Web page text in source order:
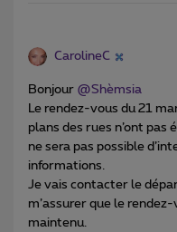
CarolineC
Bonjour ​ @Shèmsia
Le rendez-vous du 21
plans des rues n’ont pas
ne sera pas possible
informations.
Je vais contacter le
m’assurer que le
maintenu.